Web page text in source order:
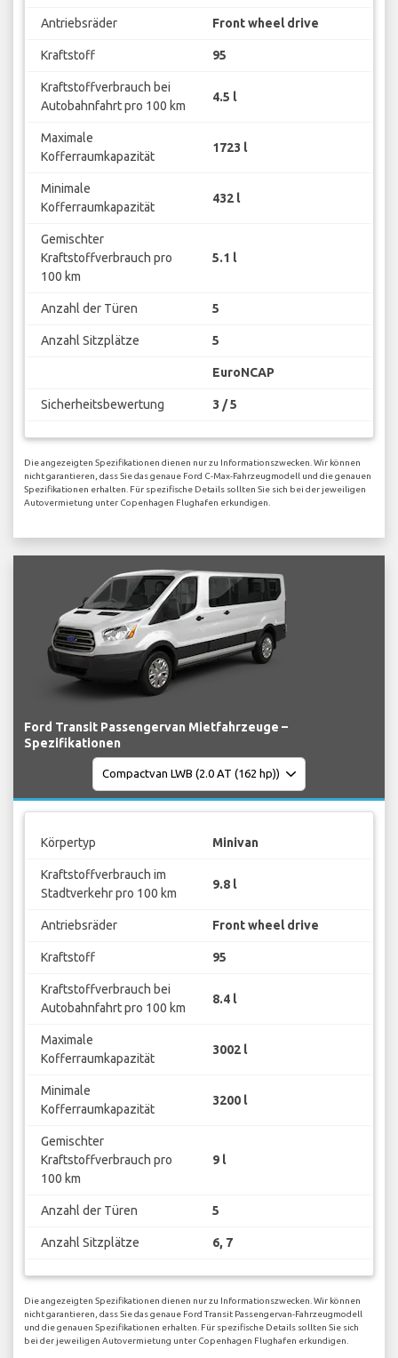
Antriebsräder Front wheel drive
Kraftstoff 95
Kraftstoffverbrauch bei
Autobahnfahrt pro 100 km
4.5 l
Maximale
Kofferraumkapazität
1723 l
Minimale
Kofferraumkapazität
432 l
Gemischter
Kraftstoffverbrauch pro
100 km
5.1 l
Anzahl der Türen 5
Anzahl Sitzplätze 5
EuroNCAP
Sicherheitsbewertung 3 / 5
Die angezeigten Spezifikationen dienen nur zu Informationszwecken. Wir können
nicht garantieren, dass Sie das genaue Ford C-Max-Fahrzeugmodell und die genauen
Spezifikationen erhalten. Für spezifische Details sollten Sie sich bei der jeweiligen
Autovermietung unter Copenhagen Flughafen erkundigen.
Ford Transit Passengervan Mietfahrzeuge –
Spezifikationen
Körpertyp Minivan
Kraftstoffverbrauch im
Stadtverkehr pro 100 km
9.8 l
Antriebsräder Front wheel drive
Kraftstoff 95
Kraftstoffverbrauch bei
Autobahnfahrt pro 100 km
8.4 l
Maximale
Kofferraumkapazität
3002 l
Minimale
Kofferraumkapazität
3200 l
Gemischter
Kraftstoffverbrauch pro
100 km
9 l
Anzahl der Türen 5
Anzahl Sitzplätze 6, 7
Die angezeigten Spezifikationen dienen nur zu Informationszwecken. Wir können
nicht garantieren, dass Sie das genaue Ford Transit Passengervan-Fahrzeugmodell
und die genauen Spezifikationen erhalten. Für spezifische Details sollten Sie sich
bei der jeweiligen Autovermietung unter Copenhagen Flughafen erkundigen.